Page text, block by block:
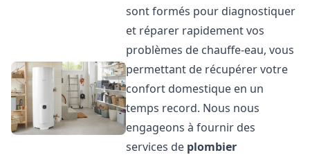
sont formés pour diagnostiquer
et réparer rapidement vos
problèmes de chauffe-eau, vous
permettant de récupérer votre
confort domestique en un
temps record. Nous nous
engageons à fournir des
services de plombier